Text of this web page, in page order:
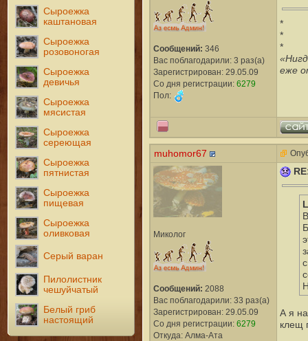
Сыроежка
каштановая
Сыроежка
розовоногая
Сыроежка
девичья
Сыроежка
мясистая
Сыроежка
сереющая
Сыроежка
пятнистая
Сыроежка
пищевая
Сыроежка
оливковая
Серый варан
Пилолистник
чешуйчатый
Белый гриб
настоящий
Сообщений: 346
Вас поблагодарили: 3 раз(а)
Зарегистрирован: 29.05.09
Со дня регистрации: 6279
Пол:
*
*
*
еже
muhomor67
Миколог
Сообщений: 2088
Вас поблагодарили: 33 раз(а)
Зарегистрирован: 29.05.09
Со дня регистрации: 6279
Откуда: Алма-Ата
А я
клещ